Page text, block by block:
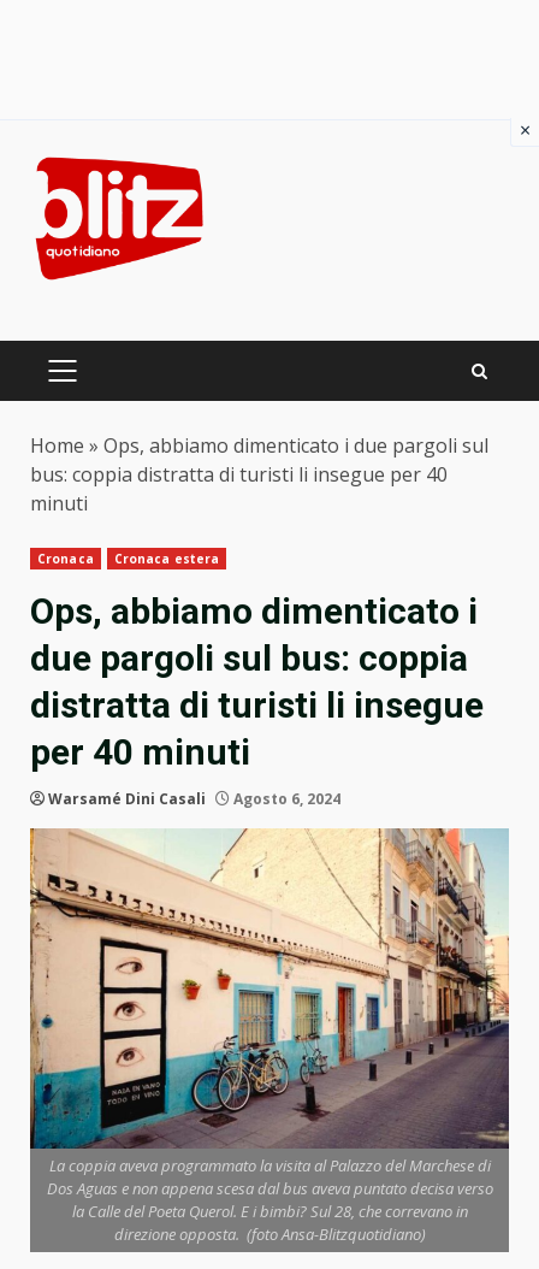
content
PRIMARY
Home » Ops, abbiamo dimenticato i due pargoli sul
bus: coppia distratta di turisti li insegue per 40
minuti
Cronaca Cronaca estera
Ops, abbiamo dimenticato i
due pargoli sul bus: coppia
distratta di turisti li insegue
per 40 minuti
Warsamé Dini Casali Agosto 6, 2024
La coppia aveva programmato la visita al Palazzo del Marchese di
Dos Aguas e non appena scesa dal bus aveva puntato decisa verso
la Calle del Poeta Querol. E i bimbi? Sul 28, che correvano in
direzione opposta. (foto Ansa-Blitzquotidiano)
×